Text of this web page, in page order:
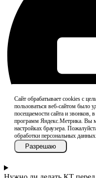
Сайт обрабатывает cookies с
пользоваться веб-сайтом
посещаемости сайта и звонков,
программ Яндекс.Метрика. Вы
настройках браузера.
обработки персональных данных.
Разрешаю